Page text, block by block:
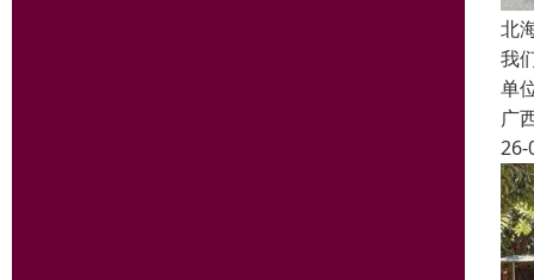
北
我
单
广
26-